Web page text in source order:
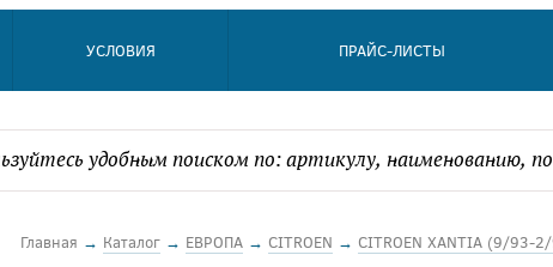
УСЛОВИЯ ПРАЙС-ЛИСТЫ
Главная → Каталог → ЕВРОПА → CITROEN → CITROEN XANTIA (9/93-